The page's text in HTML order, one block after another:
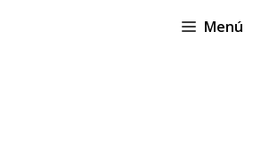
Menú